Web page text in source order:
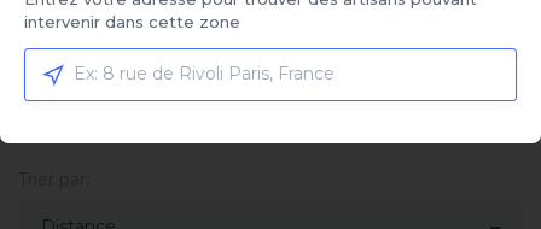
intervenir dans cette zone
Service sélectionné
Remplacement fenêtre de toit
Cliquez ici pour sélectionner votre service et
comparer les offres